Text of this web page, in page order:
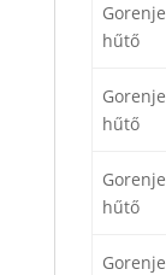
Gorenje
hűtő
Gorenje
hűtő
Gorenje
hűtő
Gorenje